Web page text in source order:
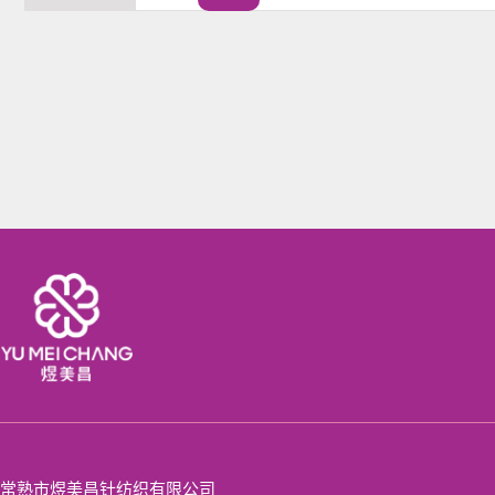
常熟市煜美昌针纺织有限公司